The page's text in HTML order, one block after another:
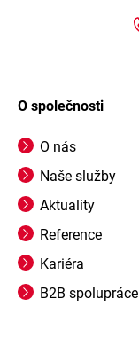
O společnosti
O nás
Naše služby
Aktuality
Reference
Kariéra
B2B spolupráce